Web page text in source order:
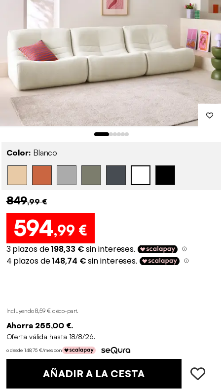
Color: Blanco
849,99 €
594,99 €
Incluyendo 8,59 € d'éco-part.
Ahorra 255,00 €.
Oferta válida hasta 18/8/26.
o desde 148,75 €/mes con
AÑADIR A LA CESTA